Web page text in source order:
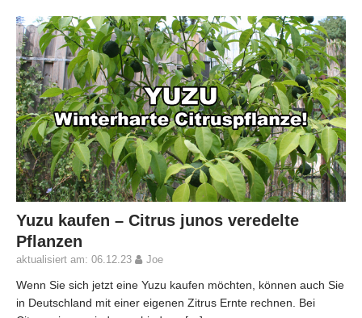
Yuzu kaufen – Citrus junos veredelte
Pflanzen
aktualisiert am: 06.12.23 Joe
Wenn Sie sich jetzt eine Yuzu kaufen möchten, können auch Sie
in Deutschland mit einer eigenen Zitrus Ernte rechnen. Bei